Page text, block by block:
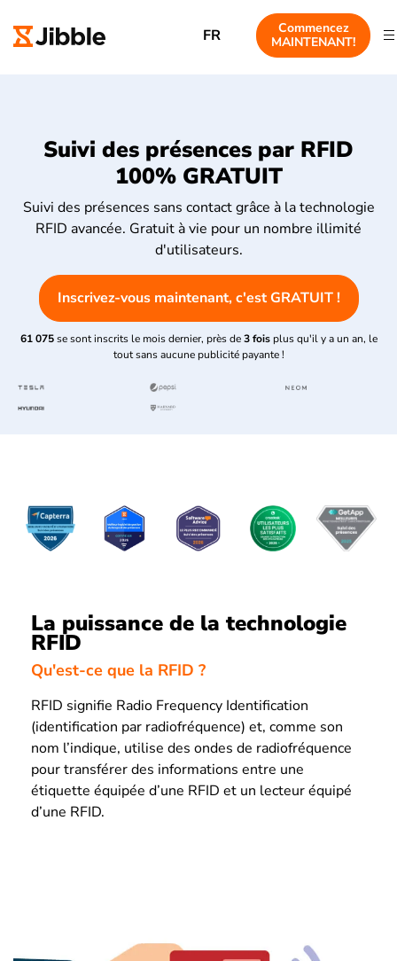
FR
Commencez
MAINTENANT!
Suivi des présences par RFID
100% GRATUIT
Suivi des présences sans contact grâce à la technologie
RFID avancée. Gratuit à vie pour un nombre illimité
d'utilisateurs.
Inscrivez-vous maintenant, c'est GRATUIT !
61 075 se sont inscrits le mois dernier, près de 3 fois plus qu'il y a un an, le
tout sans aucune publicité payante !
La puissance de la technologie
RFID
Qu'est-ce que la RFID ?
RFID signifie Radio Frequency Identification
(identification par radiofréquence) et, comme son
nom l’indique, utilise des ondes de radiofréquence
pour transférer des informations entre une
étiquette équipée d’une RFID et un lecteur équipé
d’une RFID.